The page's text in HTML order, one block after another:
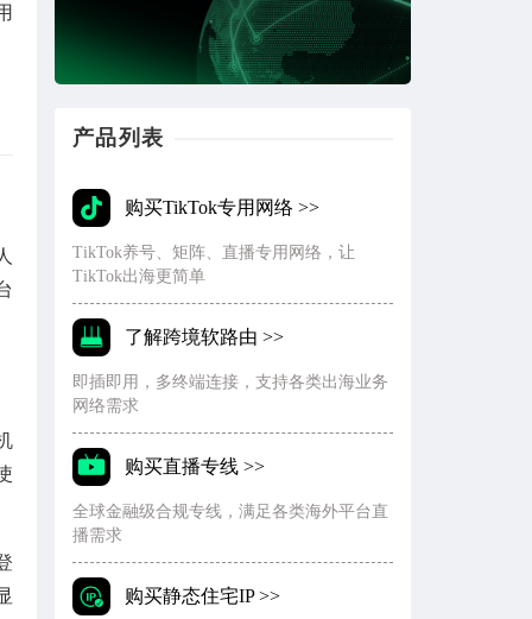
产品列表
购买TikTok专用网络 >>
TikTok养号、矩阵、直播专用网络，让
TikTok出海更简单
了解跨境软路由 >>
即插即用，多终端连接，支持各类出海业务
网络需求
购买直播专线 >>
全球金融级合规专线，满足各类海外平台直
播需求
购买静态住宅IP >>